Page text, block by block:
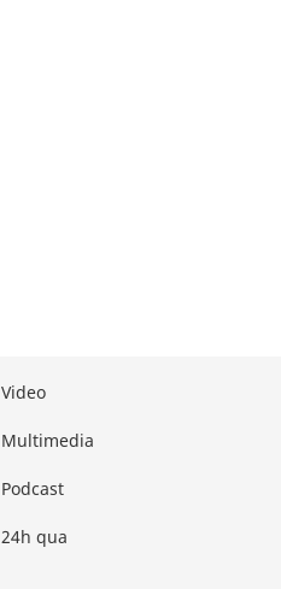
Video
Multimedia
Podcast
24h qua